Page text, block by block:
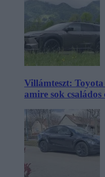
Villámteszt:
amire sok